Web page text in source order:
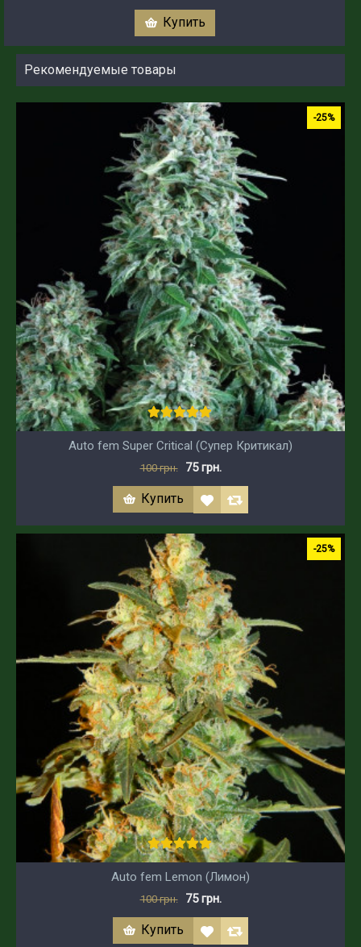
Купить
Рекомендуемые товары
-25%
Auto fem Super Critical (Супер Критикал)
100 грн. 75 грн.
Купить
-25%
Auto fem Lemon (Лимон)
100 грн. 75 грн.
Купить